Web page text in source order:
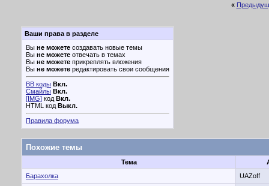
«
Ваши права в разделе
Вы не можете создавать новые темы
Вы не можете отвечать в темах
Вы не можете прикреплять вложения
Вы не можете редактировать свои сообщения
BB коды Вкл.
Смайлы Вкл.
[IMG] код Вкл.
HTML код Выкл.
Правила форума
Похожие темы
Тема
Барахолка
UAZoff